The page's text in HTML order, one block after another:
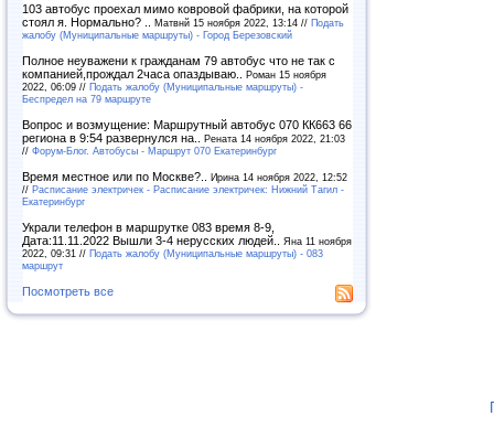
103 автобус проехал мимо ковровой фабрики, на которой
стоял я. Нормально? .. Матвнй 15 ноября 2022, 13:14 // Подать
жалобу (Муниципальные маршруты) - Город Березовский
Полное неуважени к гражданам 79 автобус что не так с
компанией,прождал 2часа опаздываю.. Роман 15 ноября
2022, 06:09 // Подать жалобу (Муниципальные маршруты) -
Беспредел на 79 маршруте
Вопрос и возмущение: Маршрутный автобус 070 КК663 66
региона в 9:54 развернулся на.. Рената 14 ноября 2022, 21:03
// Форум-Блог. Автобусы - Маршрут 070 Екатеринбург
Время местное или по Москве?.. Ирина 14 ноября 2022, 12:52
// Расписание электричек - Расписание электричек: Нижний Тагил -
Екатеринбург
Украли телефон в маршрутке 083 время 8-9,
Дата:11.11.2022 Вышли 3-4 нерусских людей.. Яна 11 ноября
2022, 09:31 // Подать жалобу (Муниципальные маршруты) - 083
маршрут
Посмотреть все